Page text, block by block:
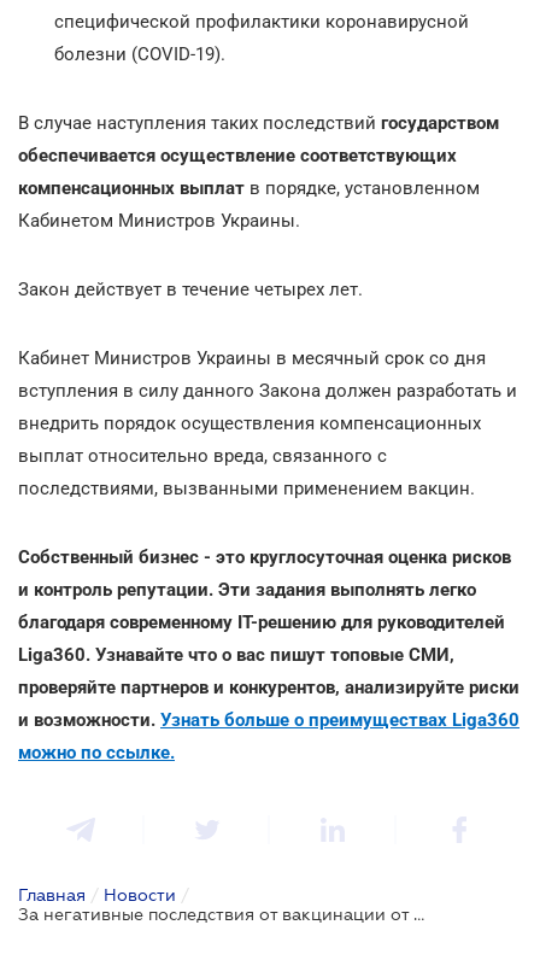
специфической профилактики коронавирусной
болезни (COVID-19).
В случае наступления таких последствий государством
обеспечивается осуществление соответствующих
компенсационных выплат в порядке, установленном
Кабинетом Министров Украины.
Закон действует в течение четырех лет.
Кабинет Министров Украины в месячный срок со дня
вступления в силу данного Закона должен разработать и
внедрить порядок осуществления компенсационных
выплат относительно вреда, связанного с
последствиями, вызванными применением вакцин.
Собственный бизнес - это круглосуточная оценка рисков
и контроль репутации. Эти задания выполнять легко
благодаря современному IT-решению для руководителей
Liga360. Узнавайте что о вас пишут топовые СМИ,
проверяйте партнеров и конкурентов, анализируйте риски
и возможности. Узнать больше о преимуществах Liga360
можно по ссылке.
Главная / Новости /
За негативные последствия от вакцинации от COVID-19 будет отвечать государство